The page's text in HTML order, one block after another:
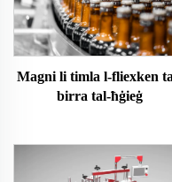
Magni li timla l-fliexken
birra tal-ħġieġ